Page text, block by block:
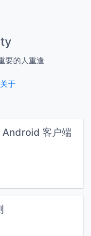
要的人重逢
关于
客户端